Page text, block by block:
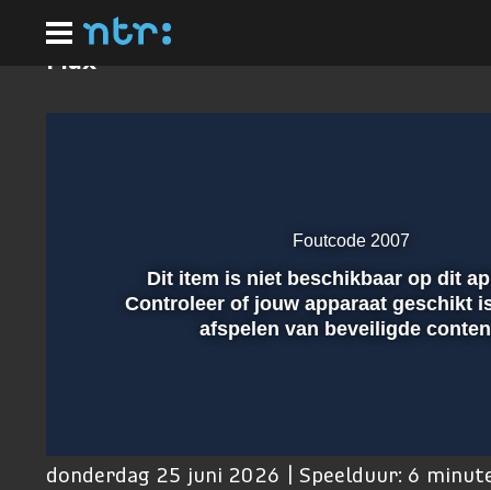
hoofdinhoud
Max
Afspelen
Foutcode 2007
Dit item is niet beschikbaar op dit
Controleer of jouw apparaat geschikt
afspelen van beveiligde
donderdag 25 juni 2026 | Speelduur: 6